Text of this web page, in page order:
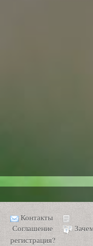
Контакты
Соглашение
регистрация?